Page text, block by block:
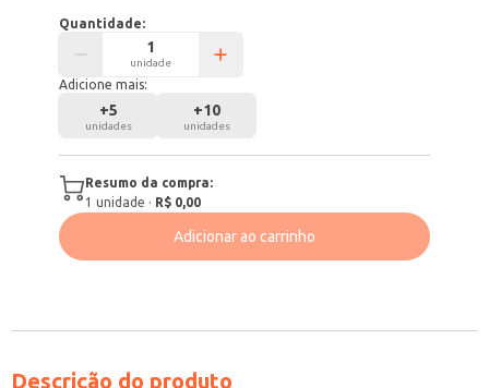
Quantidade:
unidade
Adicione mais:
+5
unidades
+10
unidades
Resumo da compra:
1 unidade · R$ 0,00
Adicionar ao carrinho
Descrição do produto